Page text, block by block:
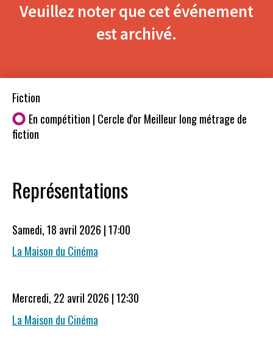
Veuillez noter que cet événement
est archivé.
Fiction
En compétition | Cercle d'or Meilleur long métrage de
fiction
Représentations
Samedi, 18 avril 2026 | 17:00
La Maison du Cinéma
Mercredi, 22 avril 2026 | 12:30
La Maison du Cinéma